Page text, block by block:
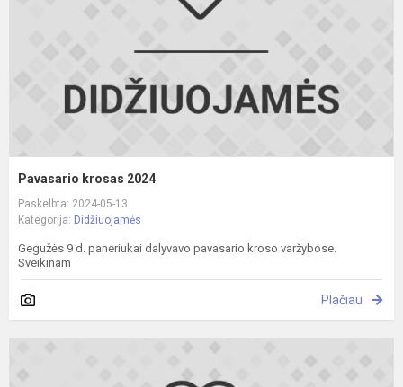
Pavasario krosas 2024
Paskelbta: 2024-05-13
Kategorija: Didžiuojamės
Gegužės 9 d. paneriukai dalyvavo pavasario kroso varžybose.
Sveikinam
Plačiau